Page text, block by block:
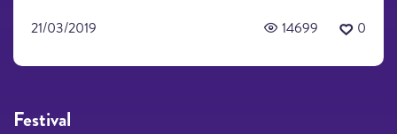
21/03/2019 14699 0
Festival